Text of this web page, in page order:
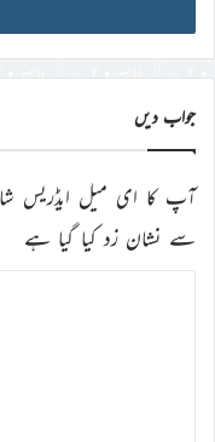
ڈی
درج
کریں
جواب دیں
آپ کا ای میل ایڈریس
سے نشان زد کیا گیا ہے